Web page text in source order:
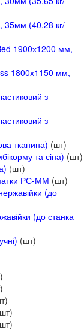
35мм (40,28 кг/
1900х1200 мм,
1800х1150 мм,
з
з
тканина) (шт)
та сіна) (шт)
(шт)
РС-ММ (шт)
(до
(до станка
(шт)